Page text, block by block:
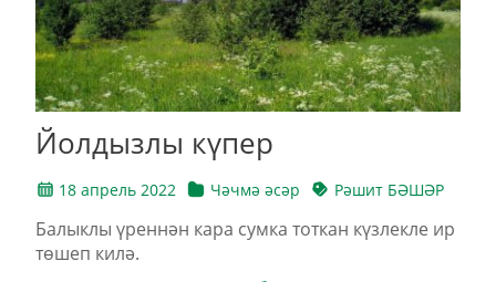
Йолдызлы күпер
18 апрель 2022 Чәчмә әсәр Рәшит БӘШӘР
Балыклы үреннән кара сумка тоткан күзлекле ир
төшеп килә.